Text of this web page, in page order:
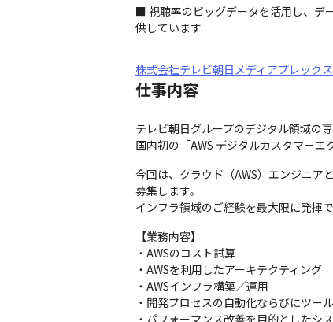
■ 視聴率のビッグデータを活用し、デ
供しています
株式会社テレビ朝日メディアプレック
仕事内容
テレビ朝日グループのデジタル領域の
国内初の「AWS デジタルカスタマーエ
今回は、クラウド（AWS）エンジニア
募集します。
インフラ領域のご経験を最大限に発揮
【業務内容】
・AWSのコスト試算
・AWSを利用したアーキテクティング
・AWSインフラ構築／運用
・開発プロセスの自動化ならびにツー
・パフォーマンス改善を目的としたシ